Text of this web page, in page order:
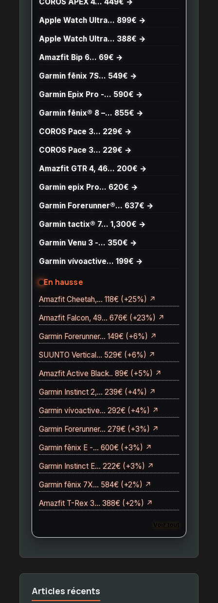
Apple Watch Ultra… 899€ →
Apple Watch Ultra… 388€ →
Amazfit Bip 6… 69€ →
Garmin fēnix 7S… 549€ →
Garmin Epix Pro -… 590€ →
Garmin fēnix® 8 –… 855€ →
COROS Pace 3… 229€ →
COROS Pace 3… 229€ →
Amazfit GTR 4, 46… 200€ →
Garmin epix Pro… 620€ →
Garmin Forerunner®… 637€ →
Garmin tactix® 7… 1,300€ →
Garmin Venu 3 -… 350€ →
Garmin vívoactive… 199€ →
En hausse
Amazfit Cheetah,… 118€ (+25%) ↗
Amazfit Falcon, 49… 676€ (+23%) ↗
Garmin Forerunner… 149€ (+6%) ↗
SUUNTO Vertical… 529€ (+6%) ↗
Amazfit Active Black.. 89€ (+5%) ↗
Garmin Instinct 2,… 239€ (+4%) ↗
Garmin vívoactive… 292€ (+4%) ↗
Garmin Forerunner… 279€ (+3%) ↗
Garmin fēnix E -… 600€ (+3%) ↗
Garmin Instinct E… 222€ (+3%) ↗
Garmin fēnix 7X… 584€ (+2%) ↗
Amazfit T-Rex 3… 388€ (+2%) ↗
Voir tout
Articles récents